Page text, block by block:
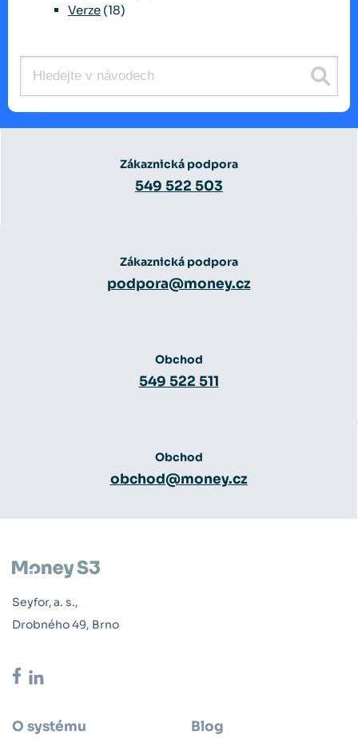
Verze (18)
Zákaznická podpora
549 522 503
Zákaznická podpora
podpora@money.cz
Obchod
549 522 511
Obchod
obchod@money.cz
Seyfor, a. s.,
Drobného 49, Brno
O systému Blog